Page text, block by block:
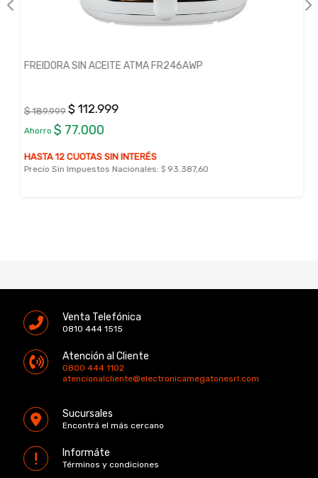
FREIDORA SIN ACEITE ATMA FR246AWP
$ 189.999 $ 112.999
Ahorro $ 77.000
HASTA 12 CUOTAS SIN INTERÉS
Precio Sin Impuestos Nacionales: $ 93.387,60
Venta Telefónica
0810 444 1515
Atención al Cliente
0800 444 1102
atencionalcliente@electronicamegatonesrl.com
Sucursales
Encontrá el más cercano
Informáte
Términos y condiciones